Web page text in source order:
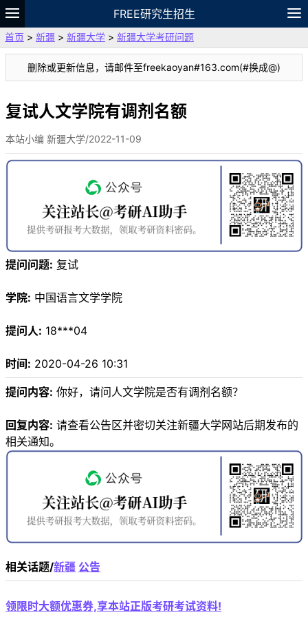
FREE研究生招生
题库
故事 专题 APP 笔记
VIP
资料
首页 > 新疆 > 新疆大学 > 新疆大学考研问题
删除或更新信息，请邮件至freekaoyan#163.com(#换成@)
复试人文学院有调剂名额
本站小编 新疆大学/2022-11-09
提问问题: 复试
学院: 中国语言文学学院
提问人: 18***04
时间: 2020-04-26 10:31
提问内容: 你好，请问人文学院是否有调剂名额？
回复内容: 请查看公告区并密切关注新疆大学网站后期发布的
相关通知。
相关话题/新疆 公告
领限时大额优惠券,享本站正版考研考试资料!